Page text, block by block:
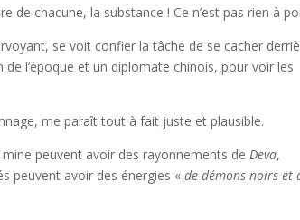
de chacune, la substance ! Ce n’est pas rien à
se voit confier la tâche de se cacher
l’époque et un diplomate chinois, pour voir les
me paraît tout à fait juste et plausible.
mine peuvent avoir des rayonnements deDeva,
peuvent avoir des énergies «de démons noirs et